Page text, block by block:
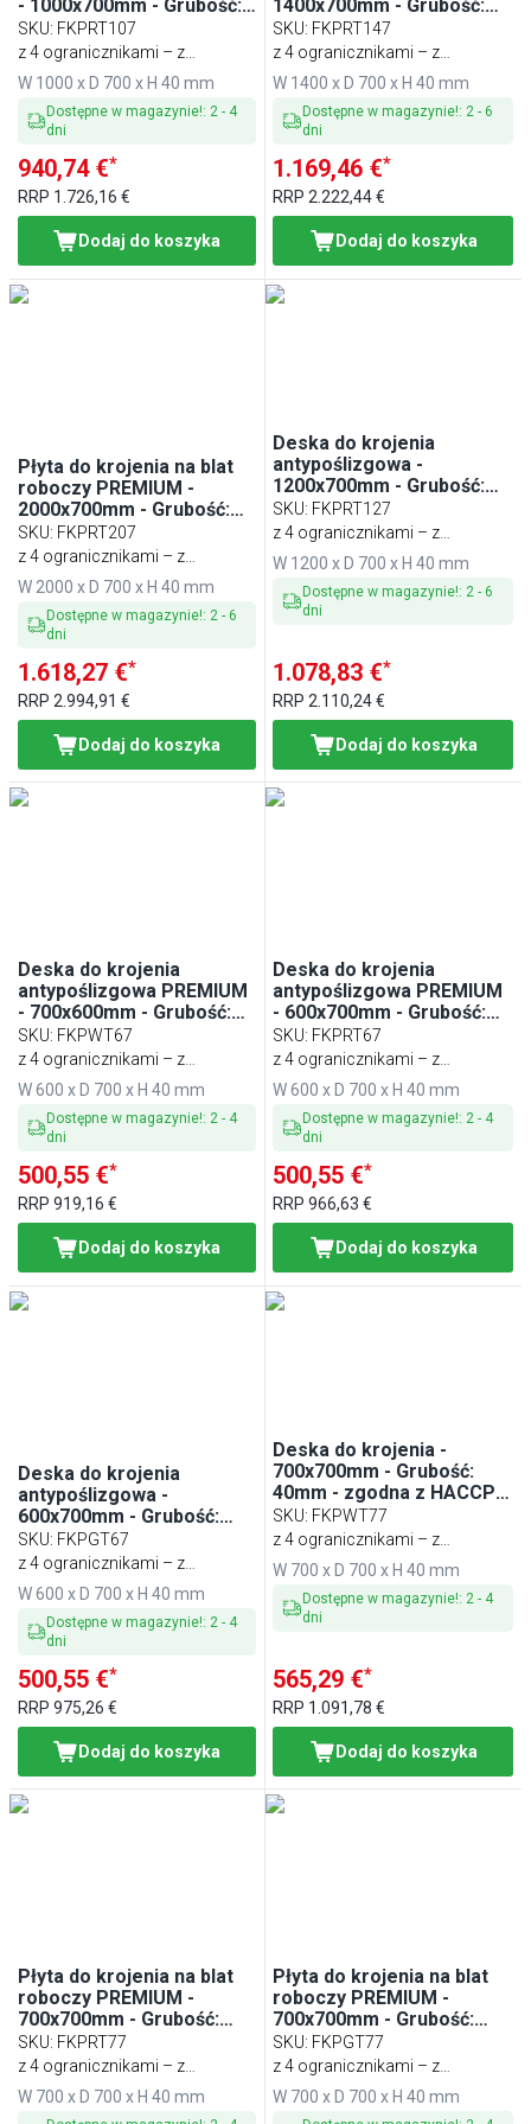
- 1000x700mm - Grubość:
40mm - zgodna z HACCP -
Czerwony
SKU: FKPRT107
z 4 ogranicznikami – z
tworzywa sztucznego
W 1000 x D 700 x H 40 mm
Dostępne w magazynie!: 2 - 4
dni
940,74 €*
RRP 1.726,16 €
Dodaj do koszyka
1400x700mm - Grubość:
40mm - zgodna z HACCP -
Czerwony
SKU: FKPRT147
z 4 ogranicznikami – z
tworzywa sztucznego
W 1400 x D 700 x H 40 mm
Dostępne w magazynie!: 2 - 6
dni
1.169,46 €*
RRP2.222,44 €
Dodaj do koszyka
Płyta do krojenia na blat
roboczy PREMIUM -
2000x700mm - Grubość:
40mm - zgodna z HACCP -
Czerwony
SKU: FKPRT207
z 4 ogranicznikami – z
tworzywa sztucznego
W 2000 x D 700 x H 40 mm
Dostępne w magazynie!: 2 - 6
dni
1.618,27 €*
RRP 2.994,91 €
Dodaj do koszyka
Deska do krojenia
antypoślizgowa -
1200x700mm - Grubość:
40mm - Czerwony
SKU: FKPRT127
z 4 ogranicznikami – z
tworzywa sztucznego
W 1200 x D 700 x H 40 mm
Dostępne w magazynie!: 2 - 6
dni
1.078,83 €*
RRP2.110,24 €
Dodaj do koszyka
Deska do krojenia
antypoślizgowa PREMIUM
- 700x600mm - Grubość:
40mm - zgodna z HACCP -
Zielony
SKU: FKPWT67
z 4 ogranicznikami – z
tworzywa sztucznego
W 600 x D 700 x H 40 mm
Dostępne w magazynie!: 2 - 4
dni
500,55 €*
RRP 919,16 €
Dodaj do koszyka
Deska do krojenia
antypoślizgowa PREMIUM
- 600x700mm - Grubość:
40mm - zgodna z HACCP -
Czerwony
SKU: FKPRT67
z 4 ogranicznikami – z
tworzywa sztucznego
W 600 x D 700 x H 40 mm
Dostępne w magazynie!: 2 - 4
dni
500,55 €*
RRP966,63 €
Dodaj do koszyka
Deska do krojenia
antypoślizgowa -
600x700mm - Grubość:
40mm - zgodna z HACCP -
Biały
SKU: FKPGT67
z 4 ogranicznikami – z
tworzywa sztucznego
W 600 x D 700 x H 40 mm
Dostępne w magazynie!: 2 - 4
dni
500,55 €*
RRP 975,26 €
Dodaj do koszyka
Deska do krojenia -
700x700mm - Grubość:
40mm - zgodna z HACCP -
Zielony
SKU: FKPWT77
z 4 ogranicznikami – z
tworzywa sztucznego
W 700 x D 700 x H 40 mm
Dostępne w magazynie!: 2 - 4
dni
565,29 €*
RRP 1.091,78 €
Dodaj do koszyka
Płyta do krojenia na blat
roboczy PREMIUM -
700x700mm - Grubość:
40mm - zgodna z HACCP -
Czerwony
SKU: FKPRT77
z 4 ogranicznikami – z
tworzywa sztucznego
W 700 x D 700 x H 40 mm
Płyta do krojenia na blat
roboczy PREMIUM -
700x700mm - Grubość:
40mm - zgodna z HACCP -
Biały
SKU: FKPGT77
z 4 ogranicznikami – z
tworzywa sztucznego
W 700 x D 700 x H 40 mm